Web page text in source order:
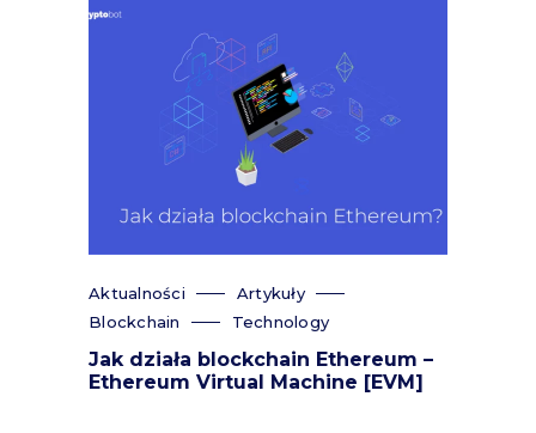
Aktualności
Artykuły
Blockchain
Technology
Jak działa blockchain Ethereum –
Ethereum Virtual Machine [EVM]